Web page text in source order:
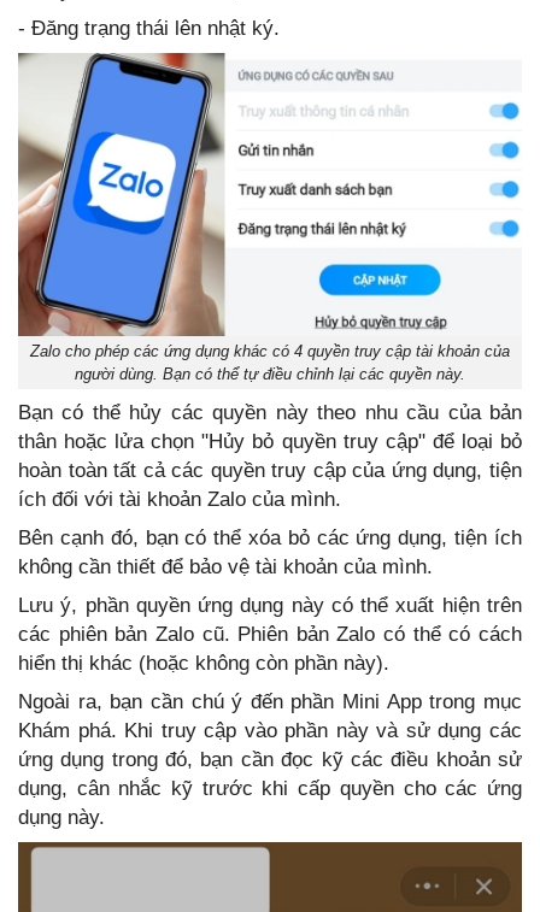
- Đăng trạng thái lên nhật ký.
Zalo cho phép các ứng dụng khác có 4 quyền truy cập tài khoản của
người dùng. Bạn có thể tự điều chỉnh lại các quyền này.
Bạn có thể hủy các quyền này theo nhu cầu của bản
thân hoặc lửa chọn "Hủy bỏ quyền truy cập" để loại bỏ
hoàn toàn tất cả các quyền truy cập của ứng dụng, tiện
ích đối với tài khoản Zalo của mình.
Bên cạnh đó, bạn có thể xóa bỏ các ứng dụng, tiện ích
không cần thiết để bảo vệ tài khoản của mình.
Lưu ý, phần quyền ứng dụng này có thể xuất hiện trên
các phiên bản Zalo cũ. Phiên bản Zalo có thể có cách
hiển thị khác (hoặc không còn phần này).
Ngoài ra, bạn cần chú ý đến phần Mini App trong mục
Khám phá. Khi truy cập vào phần này và sử dụng các
ứng dụng trong đó, bạn cần đọc kỹ các điều khoản sử
dụng, cân nhắc kỹ trước khi cấp quyền cho các ứng
dụng này.